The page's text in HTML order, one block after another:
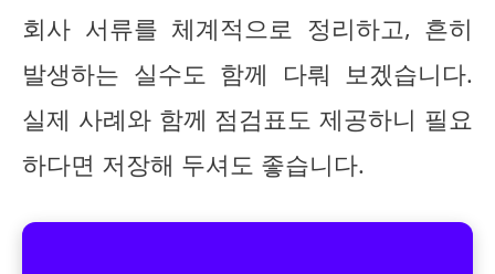
회사 서류를 체계적으로 정리하고, 흔히
발생하는 실수도 함께 다뤄 보겠습니다.
실제 사례와 함께 점검표도 제공하니 필요
하다면 저장해 두셔도 좋습니다.